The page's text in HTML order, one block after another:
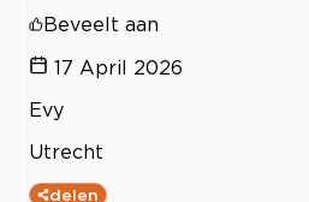
Beveelt aan
17 April 2026
Evy
Utrecht
delen